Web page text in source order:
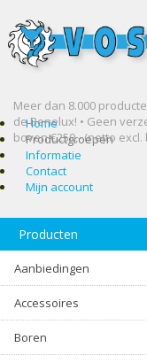
Meer dan 8.000
de Benelux! • Geen
boven €250,- (netto excl.
Home
Productgroepen
Informatie
Contact
Mijn account
Producten
Aanbiedingen
Accessoires
Boren